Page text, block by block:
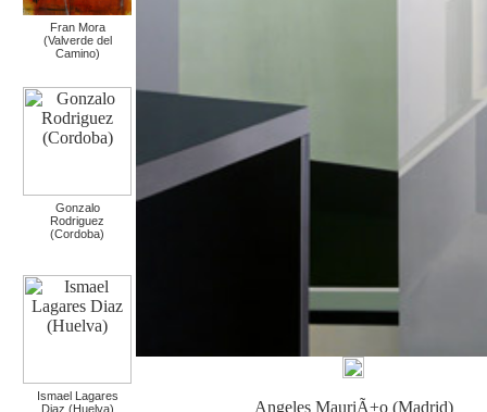
Fran Mora
(Valverde del
Camino)
Angeles MauriÃ±o (Madrid)
Gonzalo
Rodriguez
(Cordoba)
Ismael Lagares
Diaz (Huelva)